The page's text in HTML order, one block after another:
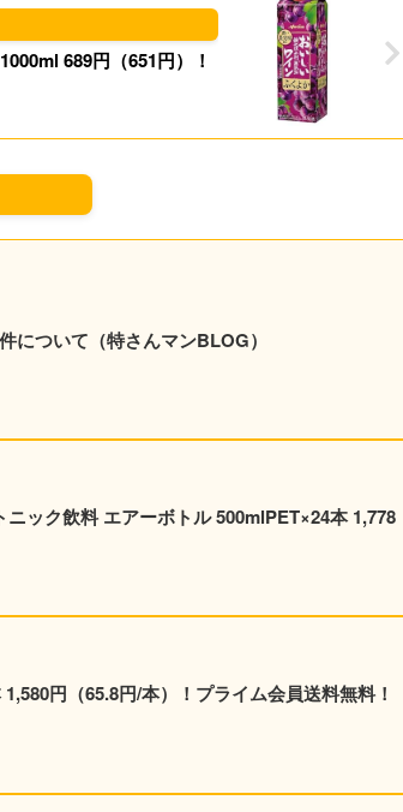
689円（651円）！
について（特さんマンBLOG）
ック飲料 エアーボトル 500mlPET×24本 1,778
円（65.8円/本）！プライム会員送料無料！